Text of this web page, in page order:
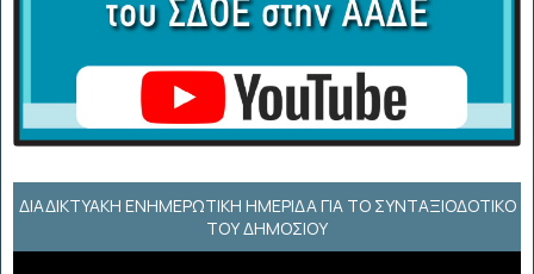
ΔΙΑΔΙΚΤΥΑΚΉ ΕΝΗΜΕΡΩΤΙΚΉ ΗΜΕΡΊΔΑ ΓΙΑ ΤΟ ΣΥΝΤΑΞΙΟΔΟΤΙΚΌ
ΤΟΥ ΔΗΜΟΣΊΟΥ